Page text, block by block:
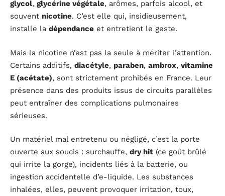
glycol, glycérine végétale, arômes, parfois alcool, et
souvent nicotine. C’est elle qui, insidieusement,
installe la dépendance et entretient le geste.
Mais la nicotine n’est pas la seule à mériter l’attention.
Certains additifs, diacétyle, paraben, ambrox, vitamine
E (acétate), sont strictement prohibés en France. Leur
présence dans des produits issus de circuits parallèles
peut entraîner des complications pulmonaires
sérieuses.
Un matériel mal entretenu ou négligé, c’est la porte
ouverte aux soucis : surchauffe, dry hit (ce goût brûlé
qui irrite la gorge), incidents liés à la batterie, ou
ingestion accidentelle d’e-liquide. Les substances
inhalées, elles, peuvent provoquer irritation, toux,